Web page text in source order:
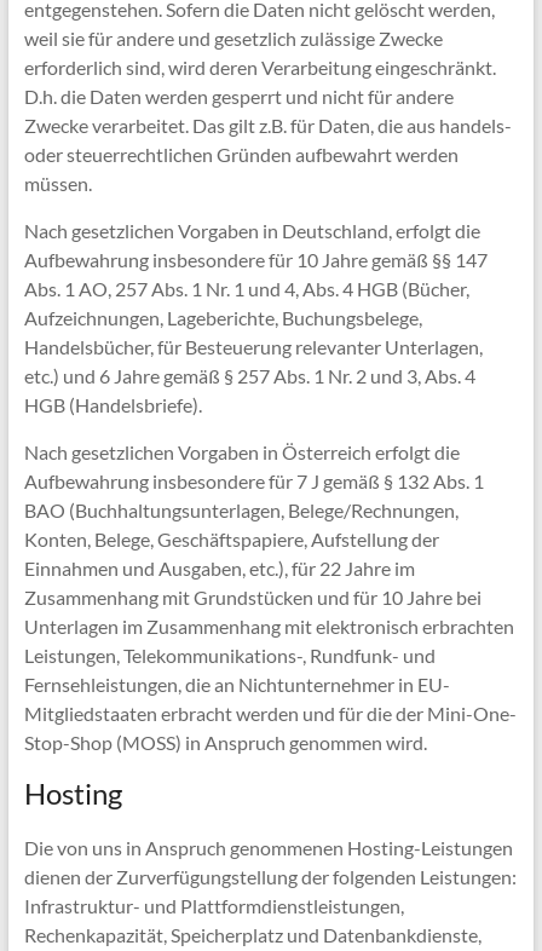
entgegenstehen. Sofern die Daten nicht gelöscht werden,
weil sie für andere und gesetzlich zulässige Zwecke
erforderlich sind, wird deren Verarbeitung eingeschränkt.
D.h. die Daten werden gesperrt und nicht für andere
Zwecke verarbeitet. Das gilt z.B. für Daten, die aus handels-
oder steuerrechtlichen Gründen aufbewahrt werden
müssen.
Nach gesetzlichen Vorgaben in Deutschland, erfolgt die
Aufbewahrung insbesondere für 10 Jahre gemäß §§ 147
Abs. 1 AO, 257 Abs. 1 Nr. 1 und 4, Abs. 4 HGB (Bücher,
Aufzeichnungen, Lageberichte, Buchungsbelege,
Handelsbücher, für Besteuerung relevanter Unterlagen,
etc.) und 6 Jahre gemäß § 257 Abs. 1 Nr. 2 und 3, Abs. 4
HGB (Handelsbriefe).
Nach gesetzlichen Vorgaben in Österreich erfolgt die
Aufbewahrung insbesondere für 7 J gemäß § 132 Abs. 1
BAO (Buchhaltungsunterlagen, Belege/Rechnungen,
Konten, Belege, Geschäftspapiere, Aufstellung der
Einnahmen und Ausgaben, etc.), für 22 Jahre im
Zusammenhang mit Grundstücken und für 10 Jahre bei
Unterlagen im Zusammenhang mit elektronisch erbrachten
Leistungen, Telekommunikations-, Rundfunk- und
Fernsehleistungen, die an Nichtunternehmer in EU-
Mitgliedstaaten erbracht werden und für die der Mini-One-
Stop-Shop (MOSS) in Anspruch genommen wird.
Hosting
Die von uns in Anspruch genommenen Hosting-Leistungen
dienen der Zurverfügungstellung der folgenden Leistungen:
Infrastruktur- und Plattformdienstleistungen,
Rechenkapazität, Speicherplatz und Datenbankdienste,